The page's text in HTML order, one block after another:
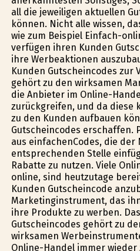
all die jeweiligen aktuellen
können. Nicht alle wissen,
wie zum Beispiel Einfach-
verfügen ihren Kunden
ihre Werbeaktionen
Kunden Gutscheincodes zur
gehört zu den wirksamen
die Anbieter im Online-
zurückgreifen, und da diese
zu den Kunden aufbauen
Gutscheincodes erschaffen.
aus einfachenCodes, die der
entsprechenden Stelle
Rabatte zu nutzen. Viele
online, sind heutzutage
Kunden Gutscheincode
Marketinginstrument, das
ihre Produkte zu werben.
Gutscheincodes gehört zu
wirksamen
Online-Handel immer